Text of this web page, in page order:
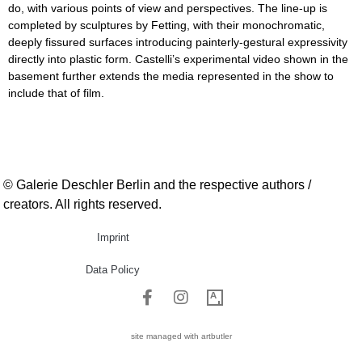
do, with various points of view and perspectives. The line-up is
completed by sculptures by Fetting, with their monochromatic,
deeply fissured surfaces introducing painterly-gestural expressivity
directly into plastic form. Castelli’s experimental video shown in the
basement further extends the media represented in the show to
include that of film.
© Galerie Deschler Berlin and the respective authors /
creators. All rights reserved.
Imprint
Data Policy
site managed with artbutler